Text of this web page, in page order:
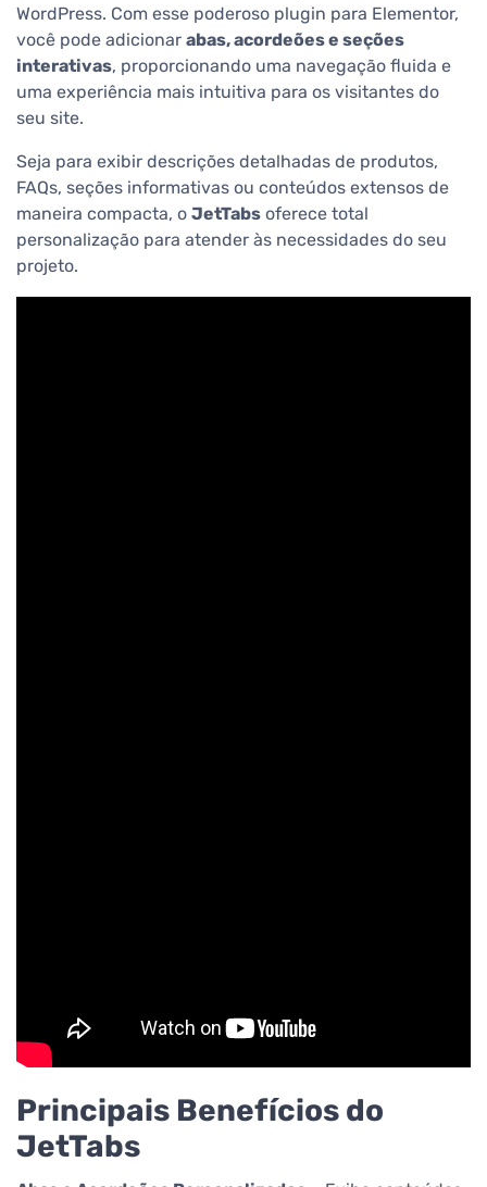
WordPress. Com esse poderoso plugin para Elementor,
você pode adicionar abas, acordeões e seções
interativas, proporcionando uma navegação fluida e
uma experiência mais intuitiva para os visitantes do
seu site.
Seja para exibir descrições detalhadas de produtos,
FAQs, seções informativas ou conteúdos extensos de
maneira compacta, o JetTabs oferece total
personalização para atender às necessidades do seu
projeto.
Principais Benefícios do
JetTabs